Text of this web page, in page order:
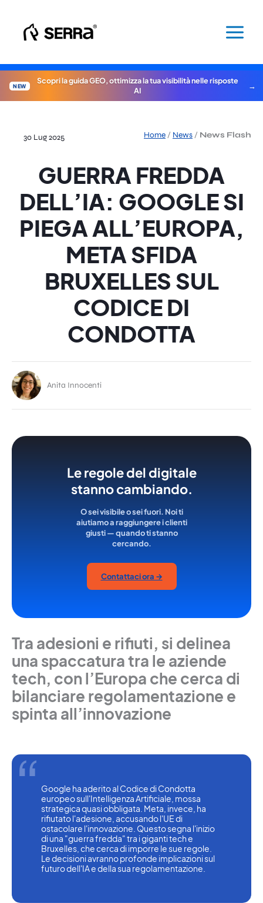
contenuto
NEW
Scopri la guida GEO, ottimizza la tua visibilità nelle risposte
AI
Home / News / News Flash
30 Lug 2025
GUERRA FREDDA
DELL’IA: GOOGLE SI
PIEGA ALL’EUROPA,
META SFIDA
BRUXELLES SUL
CODICE DI
CONDOTTA
Anita Innocenti
Le regole del digitale
stanno cambiando.
O sei visibile o sei fuori. Noi ti
aiutiamo a raggiungere i clienti
giusti — quando ti stanno
cercando.
Contattaci ora →
Tra adesioni e rifiuti, si delinea
una spaccatura tra le aziende
tech, con l’Europa che cerca di
bilanciare regolamentazione e
spinta all’innovazione
Google ha aderito al Codice di Condotta
europeo sull'Intelligenza Artificiale, mossa
strategica quasi obbligata. Meta, invece, ha
rifiutato l'adesione, accusando l'UE di
ostacolare l'innovazione. Questo segna l'inizio
di una "guerra fredda" tra i giganti tech e
Bruxelles, che cerca di imporre le sue regole.
Le decisioni avranno profonde implicazioni sul
futuro dell'IA e della sua regolamentazione.